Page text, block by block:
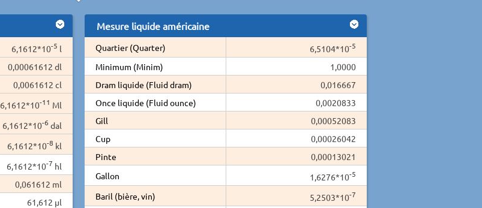
6,1612*10-5 l
0,00061612 dl
0,0061612 cl
6,1612*10-11 Ml
6,1612*10-6 dal
6,1612*10-8 kl
6,1612*10-7 hl
0,061612 ml
61,612 µl
Mesure liquide américaine
Quartier (Quarter) 6,5104*10-5
Minimum (Minim)
1,0000
Dram liquide (Fluid dram)
0,016667
Once liquide (Fluid ounce)
0,0020833
Gill
0,00052083
Cup
0,00026042
Pinte
0,00013021
Gallon
1,6276*10-5
Baril (bière, vin) 5,2503*10-7